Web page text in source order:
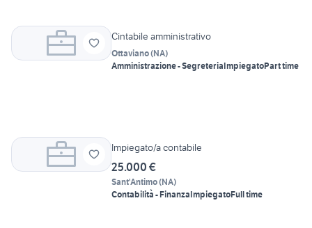
Cintabile amministrativo
Ottaviano(NA)
Amministrazione - SegreteriaImpiegatoPart time
Impiegato/a contabile
25.000 €
Sant'Antimo(NA)
Contabilità - FinanzaImpiegatoFull time